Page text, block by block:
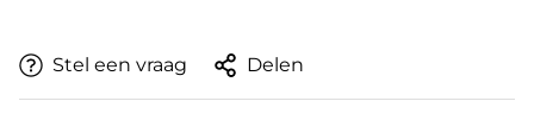
Stel een vraag Delen